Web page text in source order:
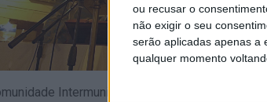
ou recusar o
não exigir o seu
serão aplicadas apenas a
qualquer momento
Intermunicipal do Médio Tejo (CIMT)